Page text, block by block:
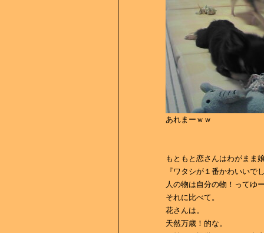
あれまーｗｗ
もともと恋さんはわがまま
『ワタシが１番かわいいで
人の物は自分の物！ってゆ
それに比べて。
花さんは。
天然万歳！的な。